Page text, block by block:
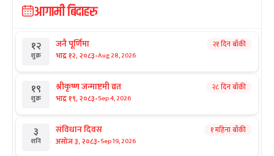
आगामी बिदाहरु
१२
शुक्र
जनै पूर्णिमा
भाद्र १२, २०८३-Aug 28, 2026
२१ दिन बाँकी
१९
शुक्र
श्रीकृष्ण जन्माष्टमी व्रत
भाद्र १९, २०८३-Sep 4, 2026
२८ दिन बाँकी
३
शनि
संविधान दिवस
असोज ३, २०८३-Sep 19, 2026
१ महिना बाँकी